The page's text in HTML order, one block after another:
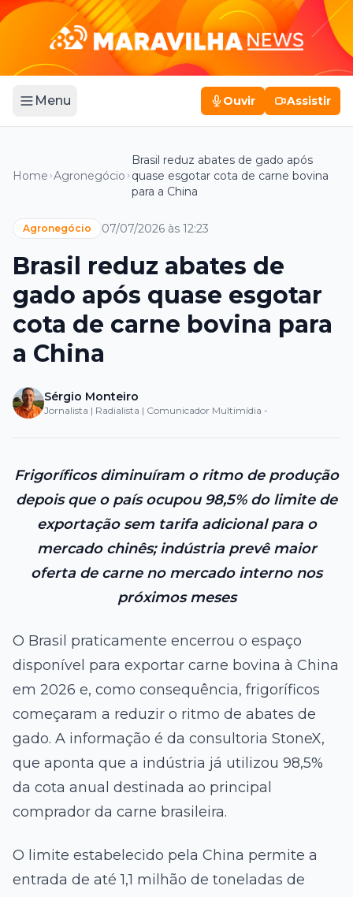
Menu Ouvir Assistir
Home Agronegócio
Brasil reduz abates de gado após
quase esgotar cota de carne bovina
para a China
Agronegócio 07/07/2026 às 12:23
Brasil reduz abates de
gado após quase esgotar
cota de carne bovina para
a China
Sérgio Monteiro
Jornalista | Radialista | Comunicador Multimídia -
Frigoríficos diminuíram o ritmo de produção
depois que o país ocupou 98,5% do limite de
exportação sem tarifa adicional para o
mercado chinês; indústria prevê maior
oferta de carne no mercado interno nos
próximos meses
O Brasil praticamente encerrou o espaço
disponível para exportar carne bovina à China
em 2026 e, como consequência, frigoríficos
começaram a reduzir o ritmo de abates de
gado. A informação é da consultoria StoneX,
que aponta que a indústria já utilizou 98,5%
da cota anual destinada ao principal
comprador da carne brasileira.
O limite estabelecido pela China permite a
entrada de até 1,1 milhão de toneladas de